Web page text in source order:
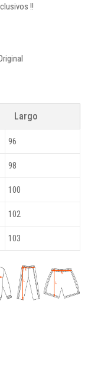
!!
Largo
96
98
100
102
103